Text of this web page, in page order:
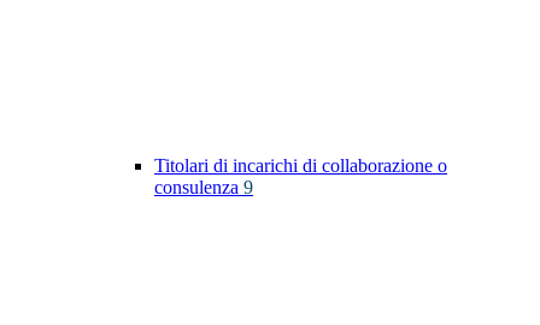
Titolari di incarichi di collaborazione o
consulenza 9